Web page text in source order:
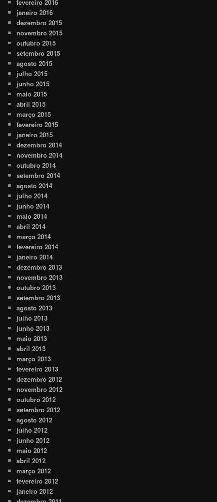
fevereiro 2016
janeiro 2016
dezembro 2015
novembro 2015
outubro 2015
setembro 2015
agosto 2015
julho 2015
junho 2015
maio 2015
abril 2015
março 2015
fevereiro 2015
janeiro 2015
dezembro 2014
novembro 2014
outubro 2014
setembro 2014
agosto 2014
julho 2014
junho 2014
maio 2014
abril 2014
março 2014
fevereiro 2014
janeiro 2014
dezembro 2013
novembro 2013
outubro 2013
setembro 2013
agosto 2013
julho 2013
junho 2013
maio 2013
abril 2013
março 2013
fevereiro 2013
dezembro 2012
novembro 2012
outubro 2012
setembro 2012
agosto 2012
julho 2012
junho 2012
maio 2012
abril 2012
março 2012
fevereiro 2012
janeiro 2012